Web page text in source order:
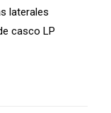
laterales
casco LP